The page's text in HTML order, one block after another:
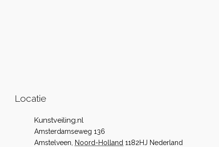
Locatie
Kunstveiling.nl
Amsterdamseweg 136
Amstelveen
Noord-Holland 1182HJ Nederland